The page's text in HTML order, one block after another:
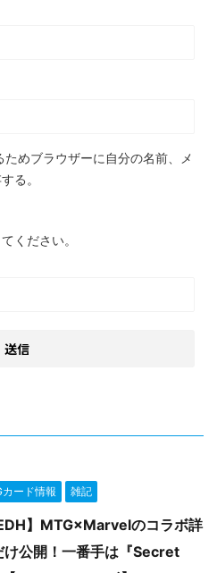
めブラウザーに自分の名前、メ
る。
ください。
ード情報 雑記
】MTG×Marvelのコラボ詳
け公開！一番手は『Secret